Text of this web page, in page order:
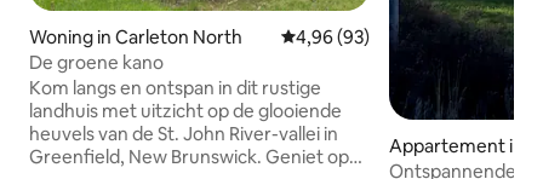
Woning in Carleton North Gemiddelde beoordeling van
4,96 (93)
De groene kano
Kom langs en ontspan in dit rustige
landhuis met uitzicht op de glooiende
heuvels van de St. John River-vallei in
Greenfield, New Brunswick. Geniet op
Appartement in
ounty
Ontspannende,